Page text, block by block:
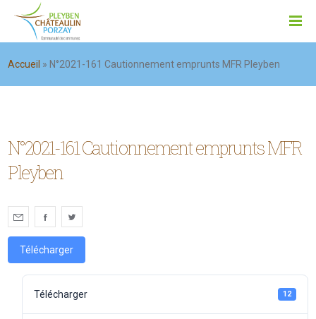
Accueil » N°2021-161 Cautionnement emprunts MFR Pleyben
N°2021-161 Cautionnement emprunts MFR
Pleyben
Télécharger
Télécharger 12